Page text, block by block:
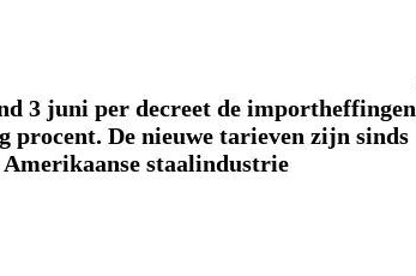
3 juni per decreet de importheffingen
procent. De nieuwe tarieven zijn sinds
staalindustrie